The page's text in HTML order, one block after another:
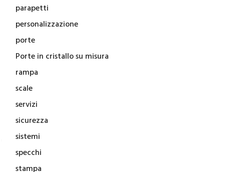
parapetti
personalizzazione
porte
Porte in cristallo su misura
rampa
scale
servizi
sicurezza
sistemi
specchi
stampa